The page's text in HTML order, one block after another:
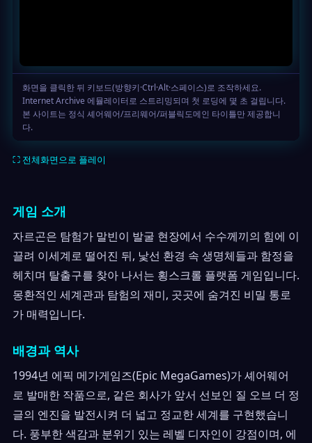
⛶ 전체화면으로 플레이
게임 소개
자르곤은 탐험가 말빈이 발굴 현장에서 수수께끼의 힘에 이
끌려 이세계로 떨어진 뒤, 낯선 환경 속 생명체들과 함정을
헤치며 탈출구를 찾아 나서는 횡스크롤 플랫폼 게임입니다.
몽환적인 세계관과 탐험의 재미, 곳곳에 숨겨진 비밀 통로
가 매력입니다.
배경과 역사
1994년 에픽 메가게임즈(Epic MegaGames)가 셰어웨어
로 발매한 작품으로, 같은 회사가 앞서 선보인 질 오브 더 정
글의 엔진을 발전시켜 더 넓고 정교한 세계를 구현했습니
다. 풍부한 색감과 분위기 있는 레벨 디자인이 강점이며, 에